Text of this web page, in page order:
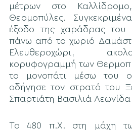
μέτρων στο
Θερμοπύλες.
έξοδο της χαράδρας του
πάνω από το χωριό
Ελευθεροχώρι,
κορυφογραμμή των
το μονοπάτι μέσω του
οδήγησε τον στρατό του
Σπαρτιάτη Βασιλιά
Το 480 π.Χ. στη μάχη